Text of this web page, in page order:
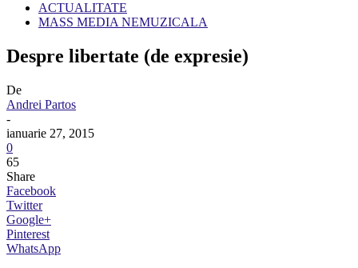
ACTUALITATE
MASS MEDIA NEMUZICALA
Despre libertate (de expresie)
De
Andrei Partos
-
ianuarie 27, 2015
0
65
Share
Facebook
Twitter
Google+
Pinterest
WhatsApp